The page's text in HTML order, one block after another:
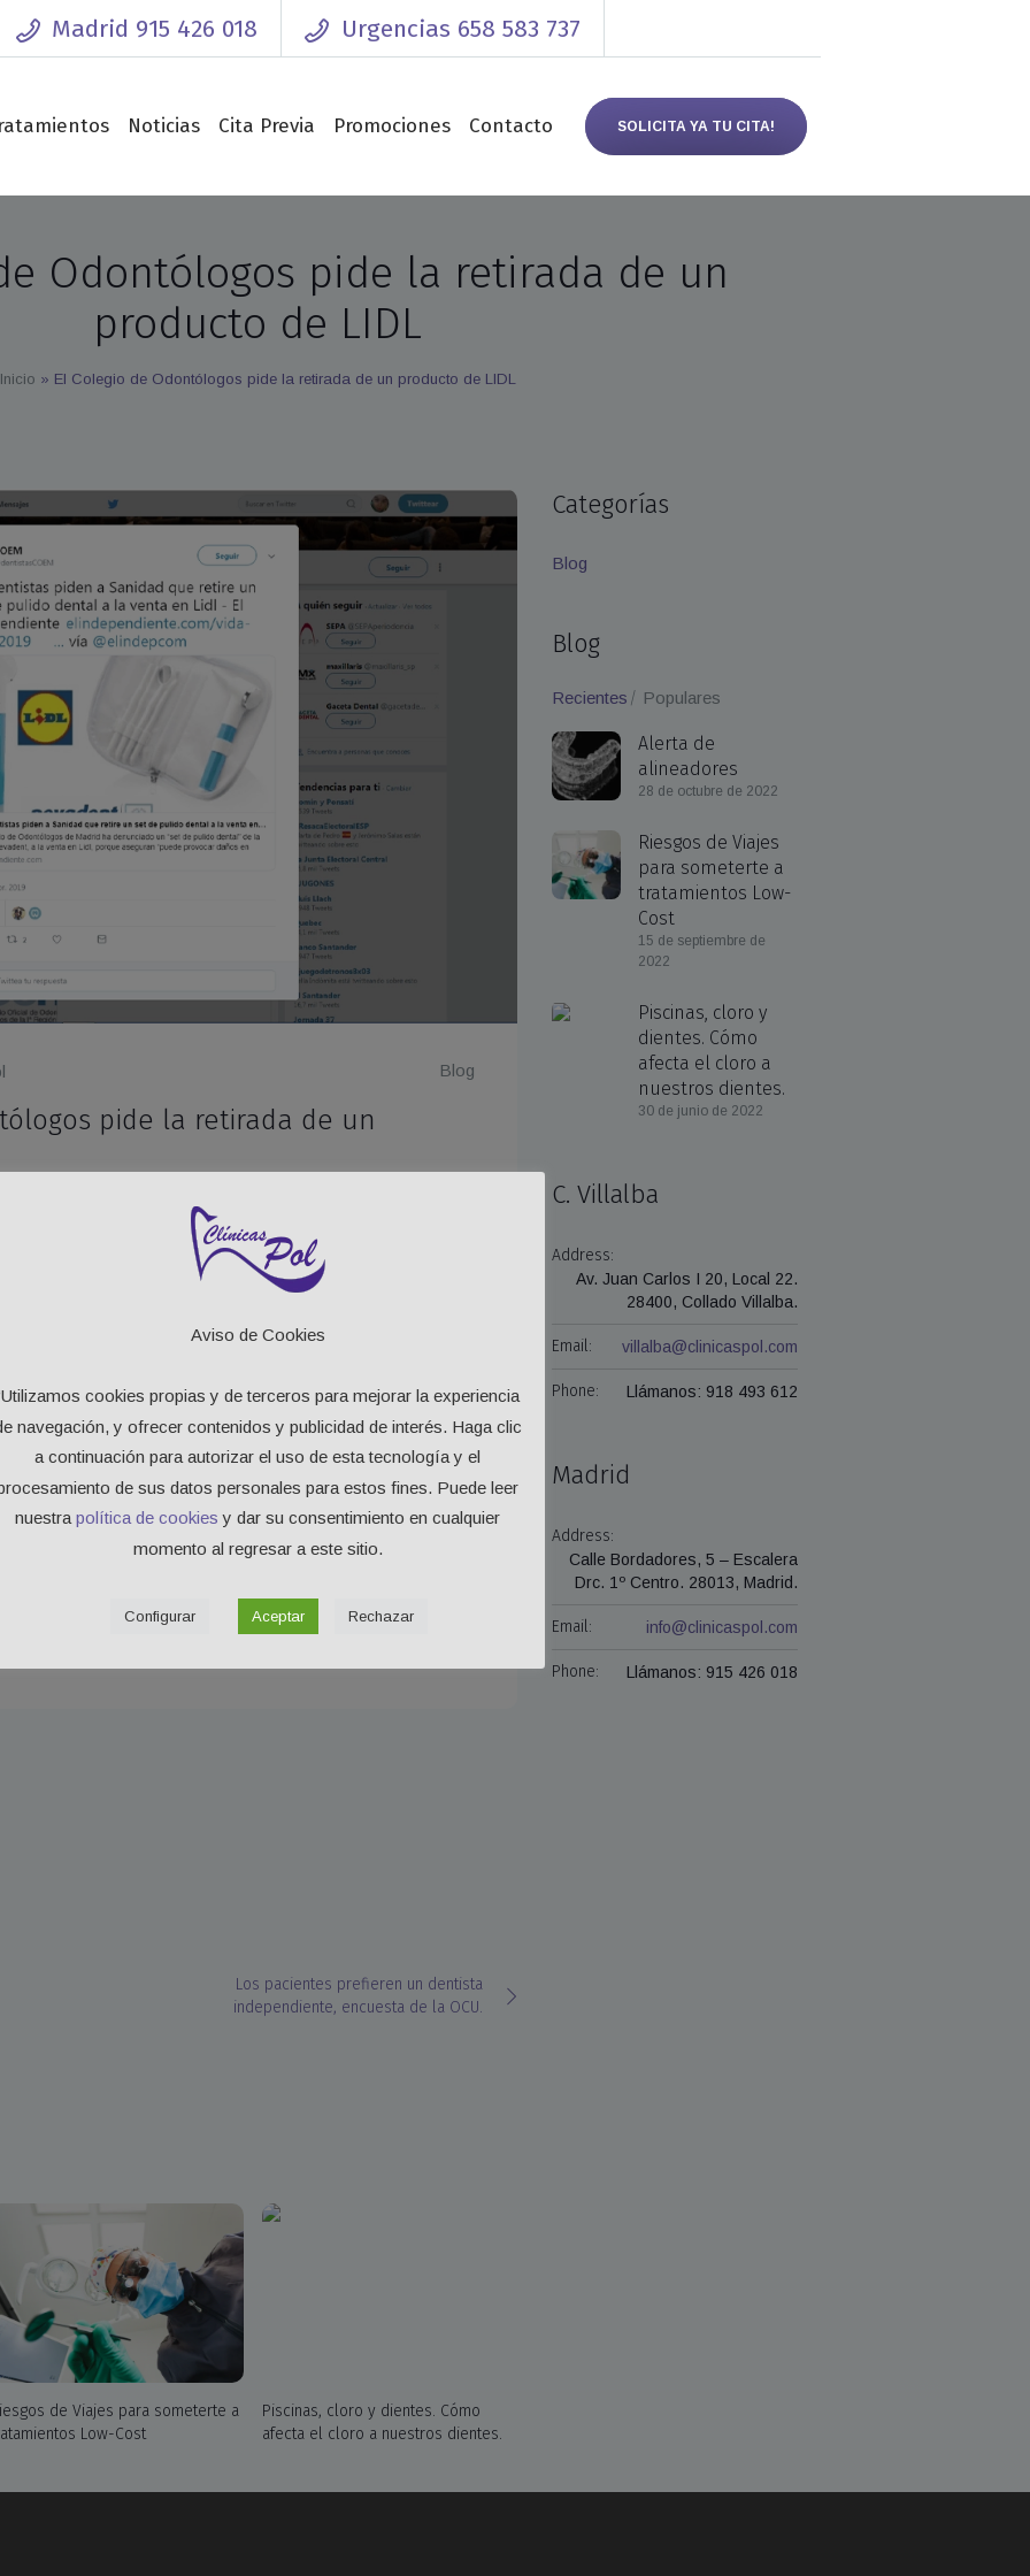
Madrid 915 426 018 Urgencias 658 583 737
20:00
SOLICITA YA TU CITA!
Noticias Cita Previa Promociones Contacto
Odontólogos pide la retirada de un
producto de LIDL
Inicio » El Colegio de Odontólogos pide la retirada de un producto de LIDL
Blog
pide la retirada de un
Sanidad que retire un set de pulido que comercializa LIDL
idea comprar productos de uso exclusivo odontológico
como LIDL comercialice un producto que claramente está
y Uso Racional de los Medicamentos y Productos
que se comete al comprar un producto de uso
profesional además, la calidad de estos productos
discutible, es un riesgo doble que nadie debería correr.
de manera rutinaria apenas afectará a tu vida, pero si las
mucho la existencia, las enfermedades periodonciales no
Los pacientes prefieren un dentista
independiente, encuesta de la OCU.
de Viajes para someterte a
Low-Cost
Piscinas, cloro y dientes. Cómo
afecta el cloro a nuestros dientes.
Categorías
Blog
Blog
Recientes Populares
Alerta de
alineadores
28 de octubre de 2022
Riesgos de Viajes
para someterte a
tratamientos Low-
Cost
15 de septiembre de
2022
Piscinas, cloro y
dientes. Cómo
afecta el cloro a
nuestros dientes.
30 de junio de 2022
C. Villalba
Address:
Av. Juan Carlos I 20, Local 22.
28400, Collado Villalba.
Email: villalba@clinicaspol.com
Phone: Llámanos: 918 493 612
Madrid
Address:
Calle Bordadores, 5 – Escalera
Drc. 1º Centro. 28013, Madrid.
Email: info@clinicaspol.com
Phone: Llámanos: 915 426 018
Aviso de Cookies
cookies propias y de terceros para mejorar la experiencia
navegación, y ofrecer contenidos y publicidad de interés. Haga clic
a continuación para autorizar el uso de esta tecnología y el
de sus datos personales para estos fines. Puede leer
nuestra política de cookies y dar su consentimiento en cualquier
momento al regresar a este sitio.
Configurar Aceptar Rechazar